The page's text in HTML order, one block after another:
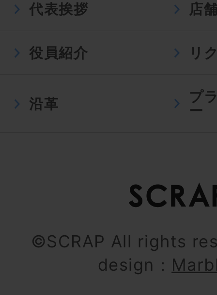
代表挨拶 店
役員紹介 リ
沿革
プ
ー
©SCRAP All rights
design：